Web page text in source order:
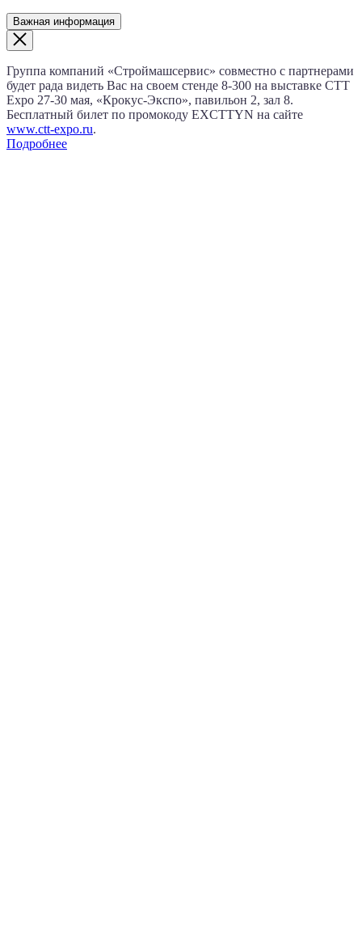
Важная информация
Группа компаний «Строймашсервис» совместно с партнерами
будет рада видеть Вас на своем стенде 8‑300 на выставке CTT
Expo 27‑30 мая, «Крокус‑Экспо», павильон 2, зал 8.
Бесплатный билет по промокоду EXCTTYN на сайте
www.сtt-expo.ru.
Подробнее